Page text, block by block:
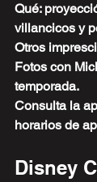
Qué:
villancicos y
Otros
Fotos con
temporada.
Consulta la
horarios de
Disney